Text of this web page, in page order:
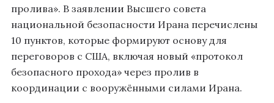
пролива». В заявлении Высшего совета
национальной безопасности Ирана перечислены
10 пунктов, которые формируют основу для
переговоров с США, включая новый «протокол
безопасного прохода» через пролив в
координации с вооружёнными силами Ирана.